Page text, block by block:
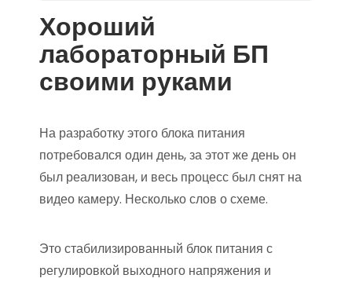
Хороший
лабораторный БП
своими руками
На разработку этого блока питания
потребовался один день, за этот же день он
был реализован, и весь процесс был снят на
видео камеру. Несколько слов о схеме.
Это стабилизированный блок питания с
регулировкой выходного напряжения и